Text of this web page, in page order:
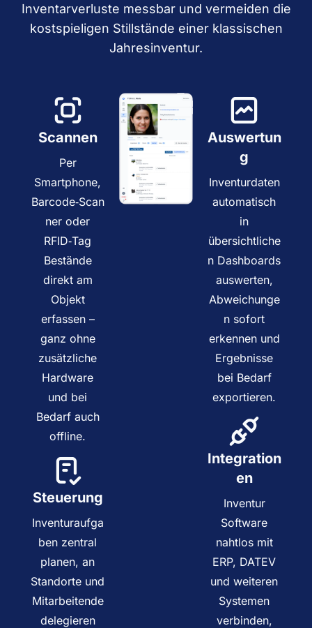
Inventarverluste messbar und vermeiden die
kostspieligen Stillstände einer klassischen
Jahresinventur.
Scannen
Per
Smartphone,
Barcode‑Scan
ner oder
RFID‑Tag
Bestände
direkt am
Objekt
erfassen –
ganz ohne
zusätzliche
Hardware
und bei
Bedarf auch
offline.
Steuerung
Inventuraufga
ben zentral
planen, an
Standorte und
Mitarbeitende
delegieren
Auswertun
g
Inventurdaten
automatisch
in
übersichtliche
n Dashboards
auswerten,
Abweichunge
n sofort
erkennen und
Ergebnisse
bei Bedarf
exportieren.
Integration
en
Inventur
Software
nahtlos mit
ERP, DATEV
und weiteren
Systemen
verbinden,